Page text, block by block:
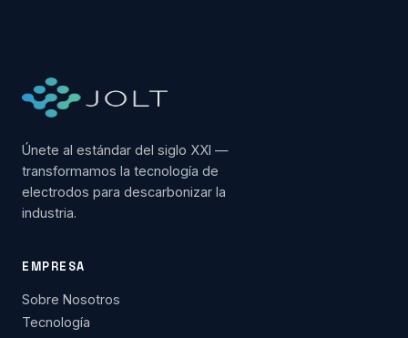
Únete al estándar del siglo XXI —
transformamos la tecnología de
electrodos para descarbonizar la
industria.
EMPRESA
Sobre Nosotros
Tecnología